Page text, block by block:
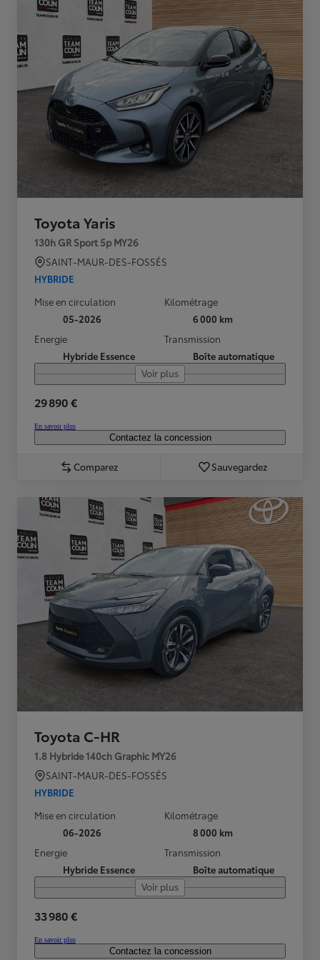
Toyota Yaris
130h GR Sport 5p MY26
SAINT-MAUR-DES-FOSSÉS
HYBRIDE
Mise en circulation
05-2026
Kilométrage
6 000 km
Energie
Hybride Essence
Transmission
Boîte automatique
Voir plus
29 890 €
En savoir plus
Contactez la concession
Comparez Sauvegardez
Toyota C-HR
1.8 Hybride 140ch Graphic MY26
SAINT-MAUR-DES-FOSSÉS
HYBRIDE
Mise en circulation
06-2026
Kilométrage
8 000 km
Energie
Hybride Essence
Transmission
Boîte automatique
Voir plus
33 980 €
En savoir plus
Contactez la concession